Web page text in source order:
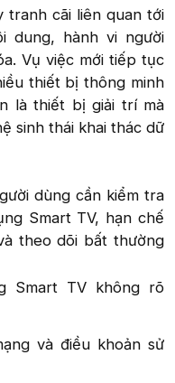
tranh cãi liên quan tới
dung, hành vi người
Vụ việc mới tiếp tục
thiết bị thông minh
là thiết bị giải trí mà
sinh thái khai thác dữ
dùng cần kiểm tra
Smart TV, hạn chế
theo dõi bất thường
Smart TV không rõ
và điều khoản sử